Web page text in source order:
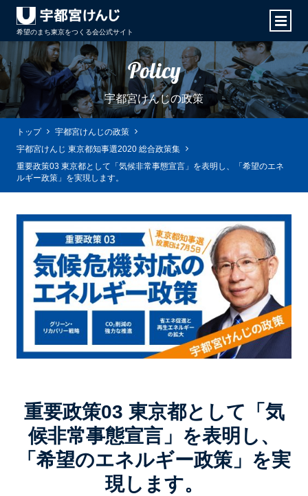
希望のまち東京をつくる会公式サイト
Policy
宇都宮けんじの政策
トップ
宇都宮けんじの政策
宇都宮けんじ 東京都知事選2020 総合政策集
重要政策03 東京都として「気候非常事態宣言」を表明し、「希望のエネ
ルギー政策」を実現します。
重要政策03 東京都として「気
候非常事態宣言」を表明し、
「希望のエネルギー政策」を実
現します。